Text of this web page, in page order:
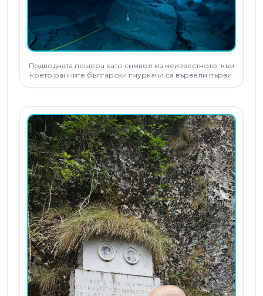
Подводната пещера като символ на неизвестното, към
което ранните български гмуркачи са вървели първи.